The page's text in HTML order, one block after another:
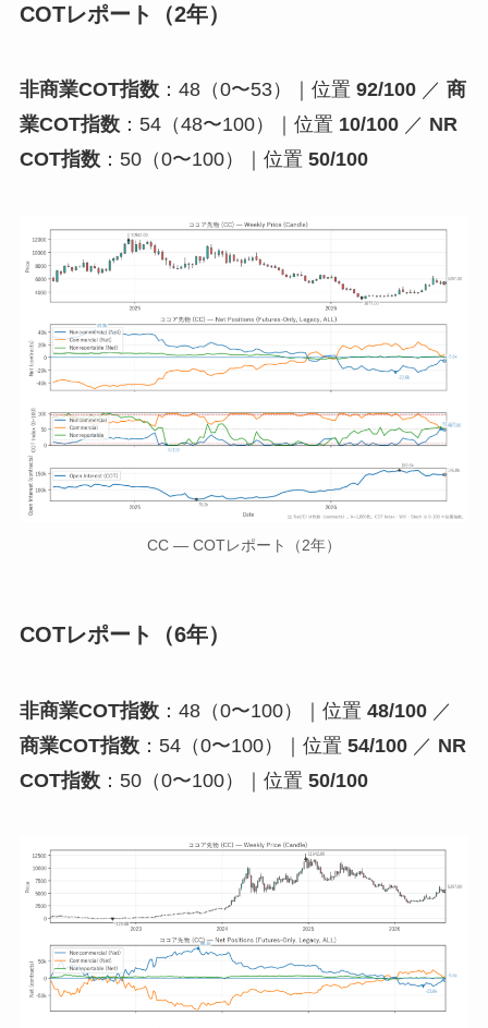
COTレポート（2年）
非商業COT指数：48（0〜53）｜位置 92/100／ 商
業COT指数：54（48〜100）｜位置 10/100／ NR
COT指数：50（0〜100）｜位置 50/100
CC — COTレポート（2年）
COTレポート（6年）
非商業COT指数：48（0〜100）｜位置 48/100／
商業COT指数：54（0〜100）｜位置 54/100／ NR
COT指数：50（0〜100）｜位置 50/100